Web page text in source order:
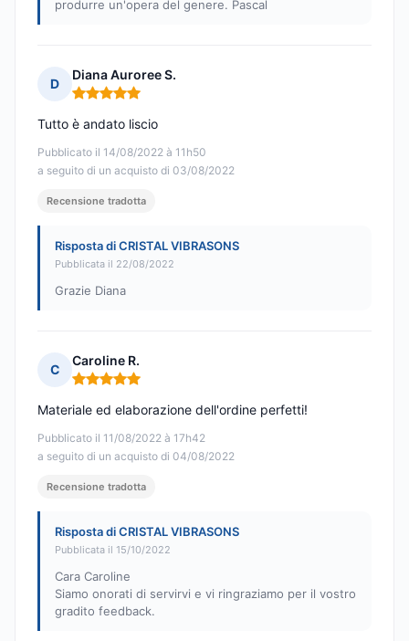
produrre un'opera del genere. Pascal
D
Diana Auroree S.
Nota: 5 su 5
Pubblicato il 14/08/2022 à 11h50
a seguito di un acquisto di 03/08/2022
Tutto è andato liscio
Recensione tradotta
Risposta di CRISTAL VIBRASONS
Pubblicata il 22/08/2022
Grazie Diana
C
Caroline R.
Nota: 5 su 5
Pubblicato il 11/08/2022 à 17h42
a seguito di un acquisto di 04/08/2022
Materiale ed elaborazione dell'ordine perfetti!
Recensione tradotta
Risposta di CRISTAL VIBRASONS
Pubblicata il 15/10/2022
Cara Caroline
Siamo onorati di servirvi e vi ringraziamo per il vostro
gradito feedback.